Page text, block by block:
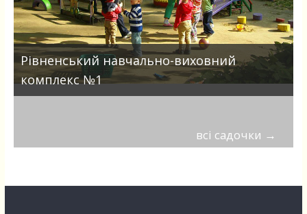
Рівненський навчально-виховний
комплекс №1
всі садочки →